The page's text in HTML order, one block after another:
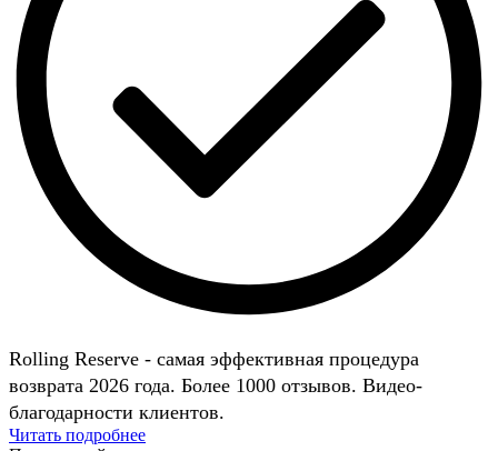
Rolling Reserve - самая эффективная процедура
возврата 2026 года. Более 1000 отзывов. Видео-
благодарности клиентов.
Читать подробнее